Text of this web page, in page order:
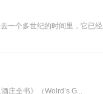
一个多世纪的时间里，它已
庄全书》（Wolrd’s G...